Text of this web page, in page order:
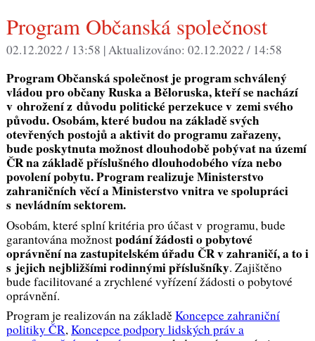
Program Občanská společnost
02.12.2022 / 13:58 |Aktualizováno: 02.12.2022 / 14:58
Program Občanská společnost je program schválený
vládou pro občany Ruska a Běloruska, kteří se nachází
v ohrožení z důvodu politické perzekuce v zemi svého
původu. Osobám, které budou na základě svých
otevřených postojů a aktivit do programu zařazeny,
bude poskytnuta možnost dlouhodobě pobývat na území
ČR na základě příslušného dlouhodobého víza nebo
povolení pobytu. Program realizuje Ministerstvo
zahraničních věcí a Ministerstvo vnitra ve spolupráci
s nevládním sektorem.
Osobám, které splní kritéria pro účast v programu, bude
garantována možnostpodání žádosti o pobytové
oprávnění na zastupitelském úřadu ČR v zahraničí, a to i
s jejich nejbližšími rodinnými příslušníky. Zajištěno
bude facilitované a zrychlené vyřízení žádosti o pobytové
oprávnění.
Program je realizován na základěKoncepce zahraniční
politiky ČR,Koncepce podpory lidských práv a